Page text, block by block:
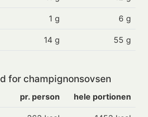
1 g 6 g
14 g 55 g
for champignonsovsen
pr. person hele portionen